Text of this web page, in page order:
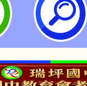
「114年度
一案 ，詳
中學